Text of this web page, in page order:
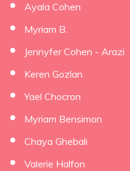
Ayala Cohen
Myriam B.
Jennyfer Cohen - Arazi
Keren Gozlan
Yael Chocron
Myriam Bensimon
Chaya Ghebali
Valerie Halfon